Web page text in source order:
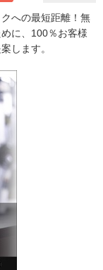
への最短距離！無
に、100％お客様
します。